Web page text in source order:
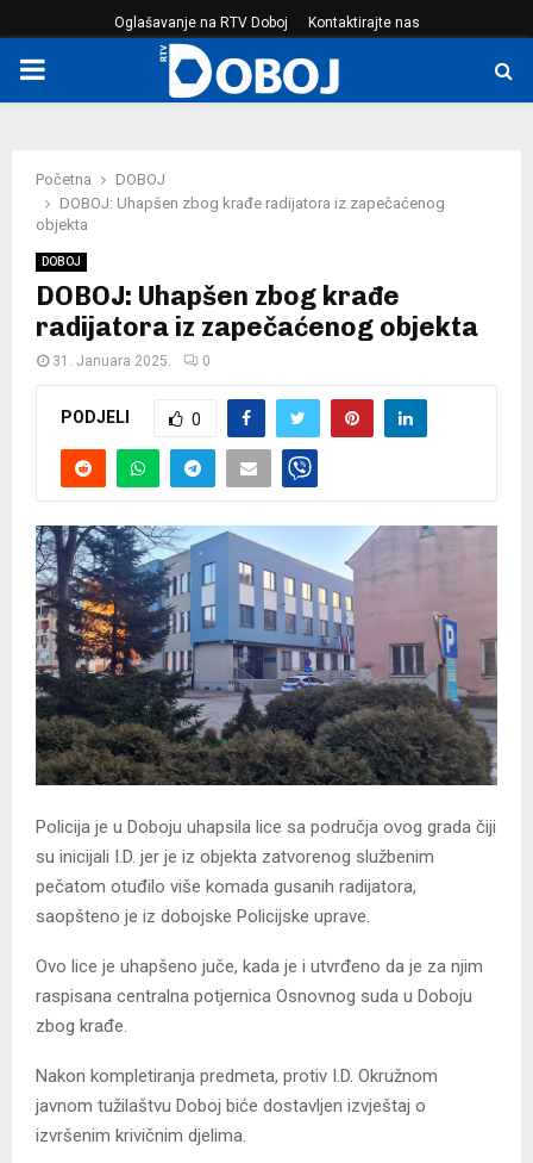
Oglašavanje na RTV Doboj Kontaktirajte nas
PRIMARY
Početna
DOBOJ
DOBOJ: Uhapšen zbog krađe radijatora iz zapečaćenog
objekta
DOBOJ
DOBOJ: Uhapšen zbog krađe
radijatora iz zapečaćenog objekta
31. Januara 2025. 0
PODJELI 0
Policija je u Doboju uhapsila lice sa područja ovog grada čiji
su inicijali I.D. jer je iz objekta zatvorenog službenim
pečatom otuđilo više komada gusanih radijatora,
saopšteno je iz dobojske Policijske uprave.
Ovo lice je uhapšeno juče, kada je i utvrđeno da je za njim
raspisana centralna potjernica Osnovnog suda u Doboju
zbog krađe.
Nakon kompletiranja predmeta, protiv I.D. Okružnom
javnom tužilaštvu Doboj biće dostavljen izvještaj o
izvršenim krivičnim djelima.